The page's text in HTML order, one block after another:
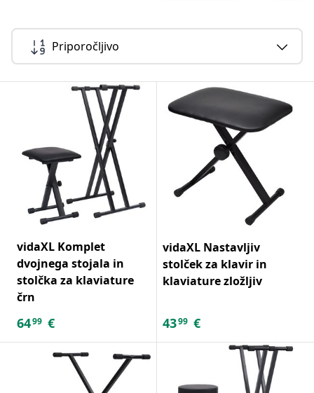
Priporočljivo
vidaXL Komplet
dvojnega stojala in
stolčka za klaviature
črn
6499 €
vidaXL Nastavljiv
stolček za klavir in
klaviature zložljiv
4399 €